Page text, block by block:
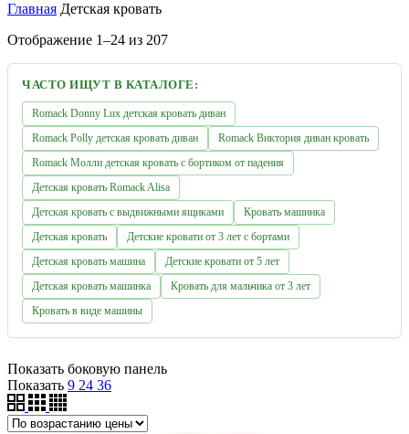
Главная Детская кровать
Отображение 1–24 из 207Цены:
ЧАСТО ИЩУТ В КАТАЛОГЕ:
Romack Donny Lux детская кровать диван
Romack Polly детская кровать диван
Romack Виктория диван кровать
Romack Молли детская кровать с бортиком от падения
Детская кровать Romack Alisa
Детская кровать с выдвижными ящиками
Кровать машинка
Детская кровать
Детские кровати от 3 лет с бортами
Детская кровать машина
Детские кровати от 5 лет
Детская кровать машинка
Кровать для мальчика от 3 лет
Кровать в виде машины
Показать боковую панель
Показать 9 24 36